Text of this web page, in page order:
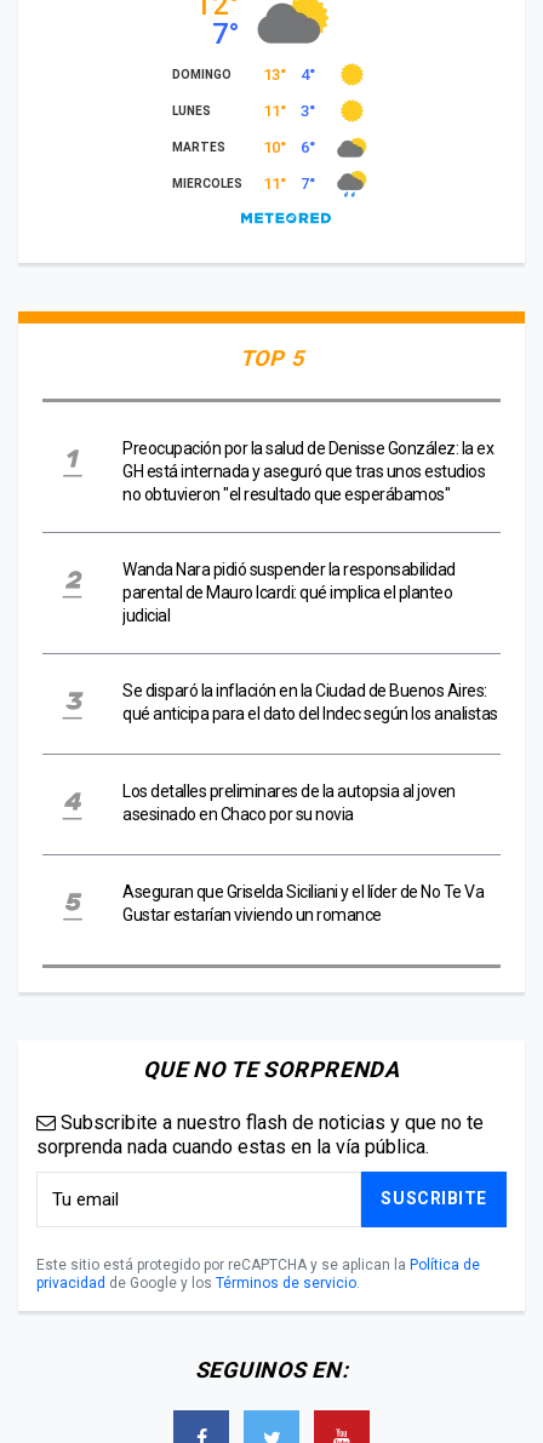
TOP 5
Preocupación por la salud de Denisse González: la ex
GH está internada y aseguró que tras unos estudios
no obtuvieron "el resultado que esperábamos"
Wanda Nara pidió suspender la responsabilidad
parental de Mauro Icardi: qué implica el planteo
judicial
Se disparó la inflación en la Ciudad de Buenos Aires:
qué anticipa para el dato del Indec según los analistas
Los detalles preliminares de la autopsia al joven
asesinado en Chaco por su novia
Aseguran que Griselda Siciliani y el líder de No Te Va
Gustar estarían viviendo un romance
QUE NO TE SORPRENDA
Subscribite a nuestro flash de noticias y que no te
sorprenda nada cuando estas en la vía pública.
SUSCRIBITE
Este sitio está protegido por reCAPTCHA y se aplican la Política de
privacidad de Google y los Términos de servicio.
SEGUINOS EN: